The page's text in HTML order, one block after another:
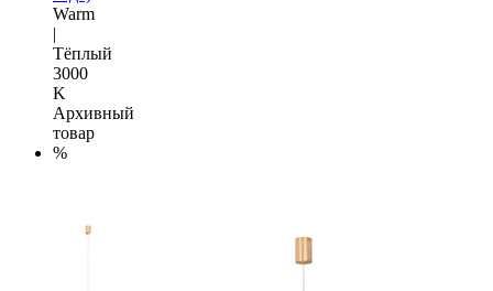
Warm
|
Тёплый
3000
K
Архивный
товар
%